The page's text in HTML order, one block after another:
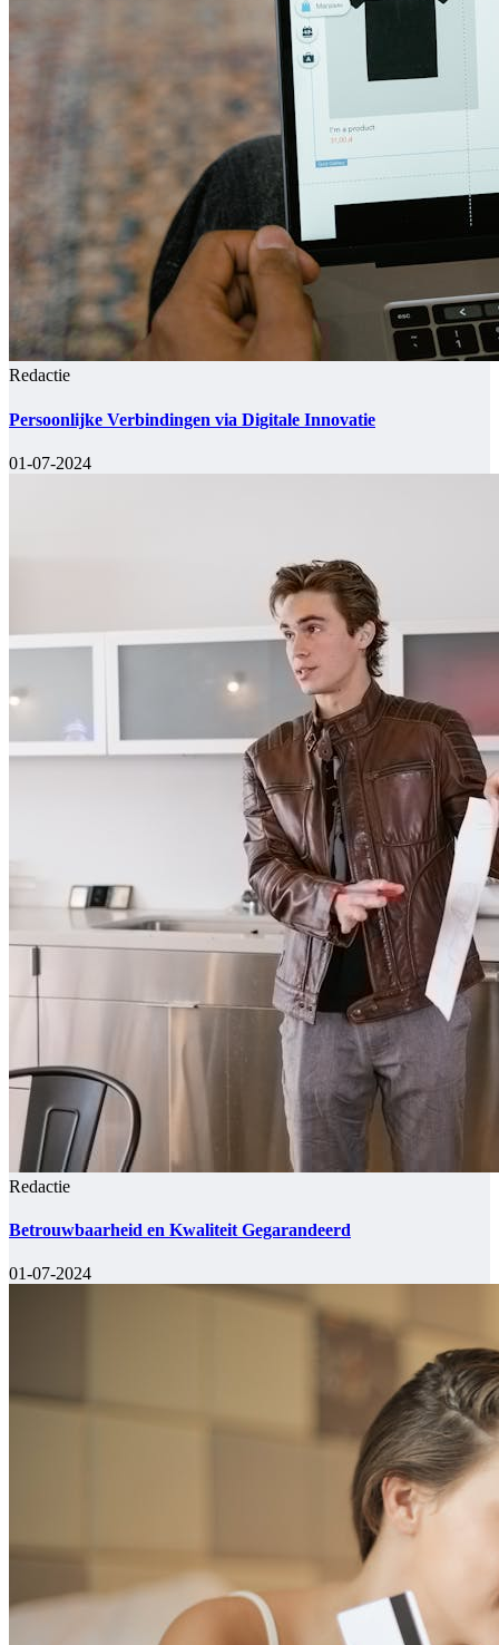
Redactie
Persoonlijke Verbindingen via Digitale Innovatie
01-07-2024
Redactie
Betrouwbaarheid en Kwaliteit Gegarandeerd
01-07-2024